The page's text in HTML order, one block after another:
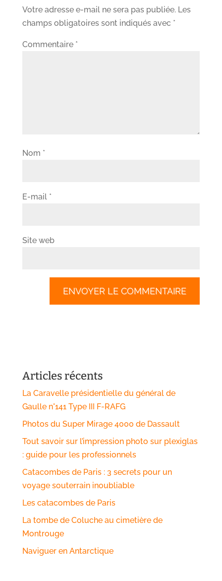
Votre adresse e-mail ne sera pas publiée. Les
champs obligatoires sont indiqués avec *
Commentaire *
Nom *
E-mail *
Site web
Articles récents
La Caravelle présidentielle du général de
Gaulle n°141 Type III F-RAFG
Photos du Super Mirage 4000 de Dassault
Tout savoir sur l’impression photo sur plexiglas
: guide pour les professionnels
Catacombes de Paris : 3 secrets pour un
voyage souterrain inoubliable
Les catacombes de Paris
La tombe de Coluche au cimetière de
Montrouge
Naviguer en Antarctique